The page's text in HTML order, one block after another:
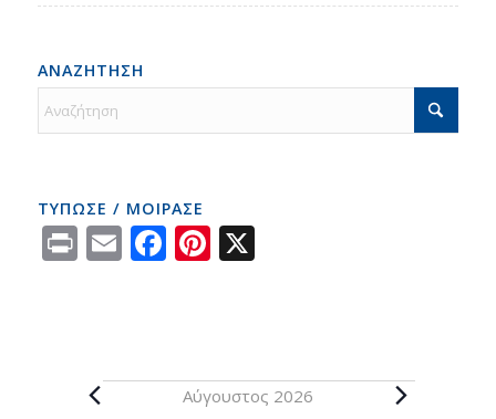
ΑΝΑΖΗΤΗΣΗ
ΤΥΠΩΣΕ / ΜΟΙΡΑΣΕ
PrintEmailFacebook
Pinterest
X
Αύγουστος 2026